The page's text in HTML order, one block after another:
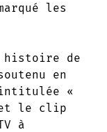
les
histoire de
en
intitulée «
et le clip
à